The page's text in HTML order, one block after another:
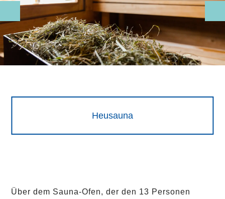
Heusauna
Über dem Sauna-Ofen, der den 13 Personen